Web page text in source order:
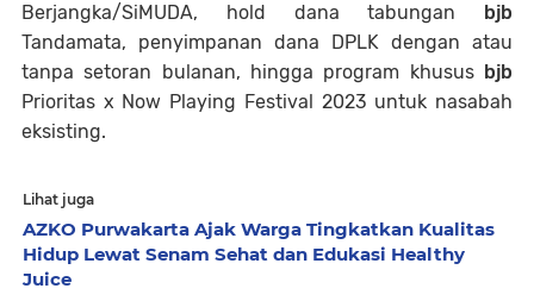
Berjangka/SiMUDA, hold dana tabungan
bjb
Tandamata, penyimpanan dana DPLK dengan atau
tanpa setoran bulanan, hingga program khususbjb
Prioritas x Now Playing Festival 2023 untuk nasabah
eksisting.
Lihat juga
AZKO Purwakarta Ajak Warga Tingkatkan Kualitas
Hidup Lewat Senam Sehat dan Edukasi Healthy
Juice